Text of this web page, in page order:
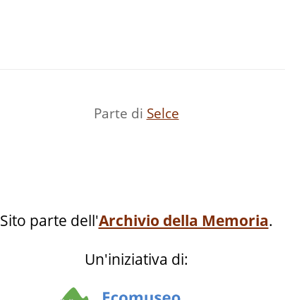
Parte di Selce
Sito parte dell'Archivio della Memoria.
Un'iniziativa di: